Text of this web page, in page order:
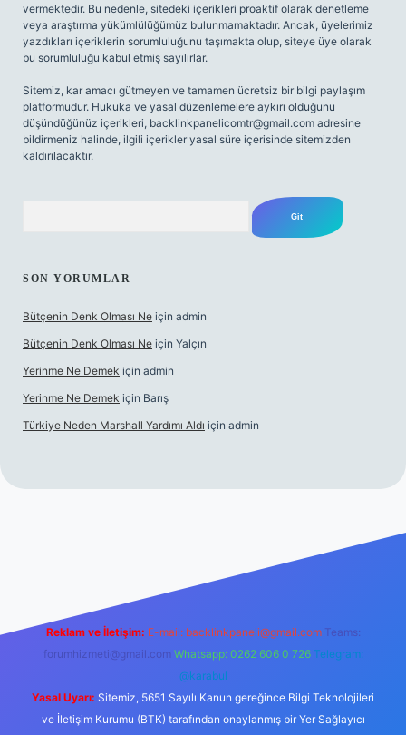
vermektedir. Bu nedenle, sitedeki içerikleri proaktif olarak denetleme
veya araştırma yükümlülüğümüz bulunmamaktadır. Ancak, üyelerimiz
yazdıkları içeriklerin sorumluluğunu taşımakta olup, siteye üye olarak
bu sorumluluğu kabul etmiş sayılırlar.
Sitemiz, kar amacı gütmeyen ve tamamen ücretsiz bir bilgi paylaşım
platformudur. Hukuka ve yasal düzenlemelere aykırı olduğunu
düşündüğünüz içerikleri, backlinkpanelicomtr@gmail.com adresine
bildirmeniz halinde, ilgili içerikler yasal süre içerisinde sitemizden
kaldırılacaktır.
SON YORUMLAR
Bütçenin Denk Olması Ne için admin
Bütçenin Denk Olması Ne için Yalçın
Yerinme Ne Demek için admin
Yerinme Ne Demek için Barış
Türkiye Neden Marshall Yardımı Aldı için admin
hiltonbet yeni giriş
Reklam ve İletişim: E-mail: backlinkpaneli@gmail.com Teams:
forumhizmeti@gmail.com Whatsapp: 0262 606 0 726 Telegram:
@karabul
Yasal Uyarı: Sitemiz, 5651 Sayılı Kanun gereğince Bilgi Teknolojileri
ve İletişim Kurumu (BTK) tarafından onaylanmış bir Yer Sağlayıcı